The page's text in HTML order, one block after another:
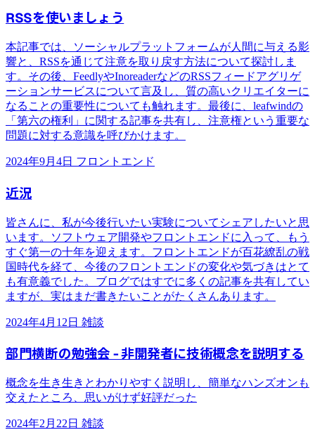
RSSを使いましょう
本記事では、ソーシャルプラットフォームが人間に与える影
響と、RSSを通じて注意を取り戻す方法について探討しま
す。その後、FeedlyやInoreaderなどのRSSフィードアグリゲ
ーションサービスについて言及し、質の高いクリエイターに
なることの重要性についても触れます。最後に、leafwindの
「第六の権利」に関する記事を共有し、注意権という重要な
問題に対する意識を呼びかけます。
2024年9月4日 フロントエンド
近況
皆さんに、私が今後行いたい実験についてシェアしたいと思
います。ソフトウェア開発やフロントエンドに入って、もう
すぐ第一の十年を迎えます。フロントエンドが百花繚乱の戦
国時代を経て、今後のフロントエンドの変化や気づきはとて
も有意義でした。ブログではすでに多くの記事を共有してい
ますが、実はまだ書きたいことがたくさんあります。
2024年4月12日 雑談
部門横断の勉強会 - 非開発者に技術概念を説明する
概念を生き生きとわかりやすく説明し、簡単なハンズオンも
交えたところ、思いがけず好評だった
2024年2月22日 雑談